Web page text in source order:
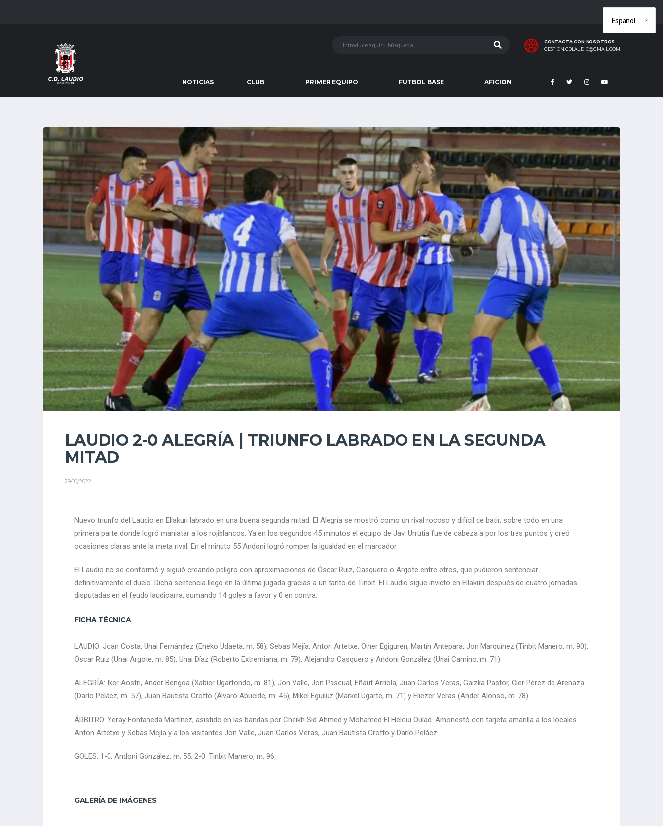
CONTACTA CON NOSOTROS
GESTION.CDLAUDIO@GMAIL.COM
NOTICIAS CLUB PRIMER EQUIPO FÚTBOL BASE AFICIÓN
LAUDIO 2-0 ALEGRÍA | TRIUNFO LABRADO EN LA SEGUNDA
MITAD
29/10/2022
Nuevo triunfo del Laudio en Ellakuri labrado en una buena segunda mitad. El Alegría se mostró como un rival rocoso y difícil de batir, sobre todo en una
primera parte donde logró maniatar a los rojiblancos. Ya en los segundos 45 minutos el equipo de Javi Urrutia fue de cabeza a por los tres puntos y creó
ocasiones claras ante la meta rival. En el minuto 55 Andoni logró romper la igualdad en el marcador.
El Laudio no se conformó y siguió creando peligro con aproximaciones de Óscar Ruiz, Casquero o Argote entre otros, que pudieron sentenciar
definitivamente el duelo. Dicha sentencia llegó en la última jugada gracias a un tanto de Tinbit. El Laudio sigue invicto en Ellakuri después de cuatro jornadas
disputadas en el feudo laudioarra, sumando 14 goles a favor y 0 en contra.
FICHA TÉCNICA
LAUDIO: Joan Costa, Unai Fernández (Eneko Udaeta, m. 58), Sebas Mejía, Anton Artetxe, Oiher Egiguren, Martín Antepara, Jon Marquínez (Tinbit Manero, m. 90),
Óscar Ruiz (Unai Argote, m. 85), Unai Díaz (Roberto Extremiana, m. 79), Alejandro Casquero y Andoni González (Unai Camino, m. 71).
ALEGRÍA: Iker Aostri, Ander Bengoa (Xabier Ugartondo, m. 81), Jon Valle, Jon Pascual, Eñaut Arriola, Juan Carlos Veras, Gaizka Pastor, Oier Pérez de Arenaza
(Darío Peláez, m. 57), Juan Bautista Crotto (Álvaro Abucide, m. 45), Mikel Eguiluz (Markel Ugarte, m. 71) y Eliezer Veras (Ander Alonso, m. 78).
ÁRBITRO: Yeray Fontaneda Martínez, asistido en las bandas por Cheikh Sid Ahmed y Mohamed El Heloui Oulad. Amonestó con tarjeta amarilla a los locales
Anton Artetxe y Sebas Mejía y a los visitantes Jon Valle, Juan Carlos Veras, Juan Bautista Crotto y Darío Peláez.
GOLES: 1-0: Andoni González, m. 55. 2-0: Tinbit Manero, m. 96.
GALERÍA DE IMÁGENES